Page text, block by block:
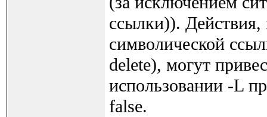
ссылки)).
символической
delete), могут
использовании -L
false.